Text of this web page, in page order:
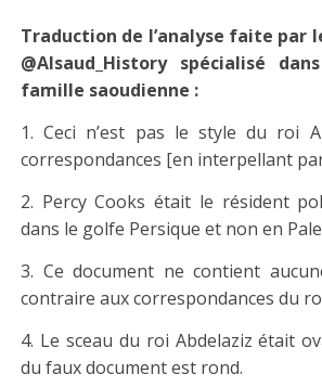
Traduction de l’analyse faite par
@Alsaud_History spécialisé
famille saoudienne :
1. Ceci n’est pas le style du roi
correspondances [en interpellant
2. Percy Cooks était le résident
dans le golfe Persique et non en
3. Ce document ne contient
contraire aux correspondances du
4. Le sceau du roi Abdelaziz était
du faux document est rond.